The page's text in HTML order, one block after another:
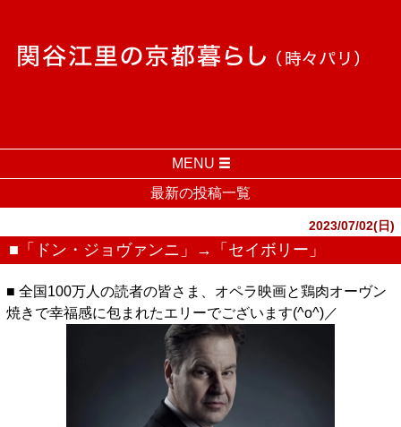
MENU
最新の投稿一覧
2023/07/02(日)
■「ドン・ジョヴァンニ」→「セイボリー」
■ 全国100万人の読者の皆さま、オペラ映画と鶏肉オーヴン
焼きで幸福感に包まれたエリーでございます(^o^)／